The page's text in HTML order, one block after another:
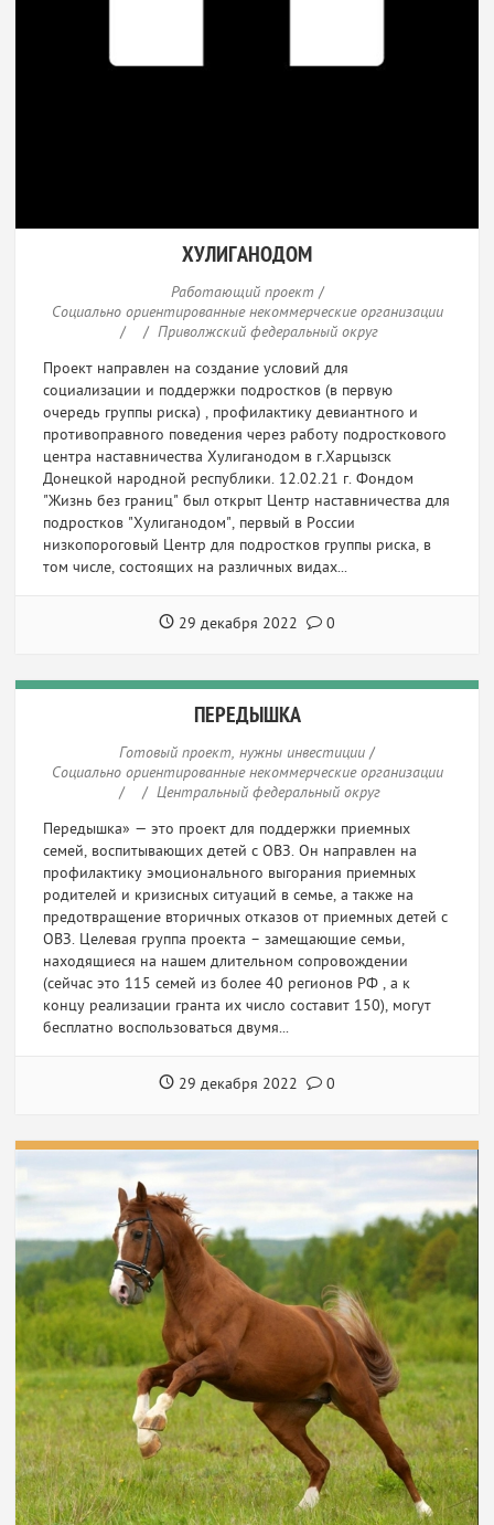
ХУЛИГАНОДОМ
Работающий проект /
Социально ориентированные некоммерческие организации
/
/ Приволжский федеральный округ
Проект направлен на создание условий для
социализации и поддержки подростков (в первую
очередь группы риска) , профилактику девиантного и
противоправного поведения через работу подросткового
центра наставничества Хулиганодом в г.Харцызск
Донецкой народной республики. 12.02.21 г. Фондом
"Жизнь без границ" был открыт Центр наставничества для
подростков "Хулиганодом", первый в России
низкопороговый Центр для подростков группы риска, в
том числе, состоящих на различных видах...
29 декабря 2022 0
ПЕРЕДЫШКА
Готовый проект, нужны инвестиции/
Социально ориентированные некоммерческие организации
/
/ Центральный федеральный округ
Передышка» — это проект для поддержки приемных
семей, воспитывающих детей с ОВЗ. Он направлен на
профилактику эмоционального выгорания приемных
родителей и кризисных ситуаций в семье, а также на
предотвращение вторичных отказов от приемных детей с
ОВЗ. Целевая группа проекта – замещающие семьи,
находящиеся на нашем длительном сопровождении
(сейчас это 115 семей из более 40 регионов РФ , а к
концу реализации гранта их число составит 150), могут
бесплатно воспользоваться двумя...
29 декабря 2022 0